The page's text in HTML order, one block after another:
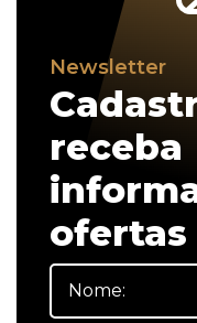
Newsletter
receba
ofertas